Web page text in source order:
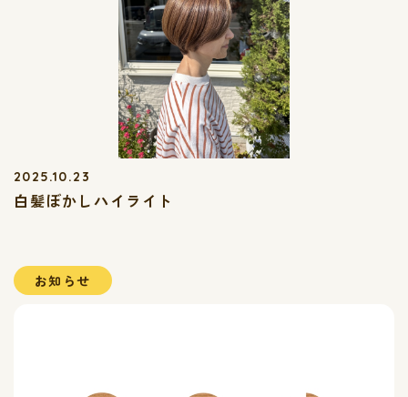
2025.10.23
白髪ぼかしハイライト
お知らせ